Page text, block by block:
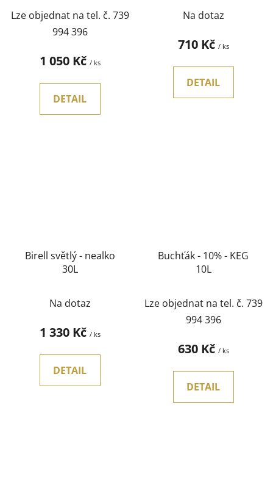
DVANÁCTKA ALE 15L
KEG
Lze objednat na tel. č. 739
994 396
1 050 Kč / ks
DETAIL
Na dotaz
710 Kč / ks
DETAIL
Birell světlý - nealko
30L
Na dotaz
1 330 Kč / ks
DETAIL
Buchťák - 10% - KEG
10L
Lze objednat na tel. č. 739
994 396
630 Kč / ks
DETAIL